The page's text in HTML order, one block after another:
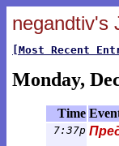
negandtiv's
[Most Recent
Monday,
Time
7:37p